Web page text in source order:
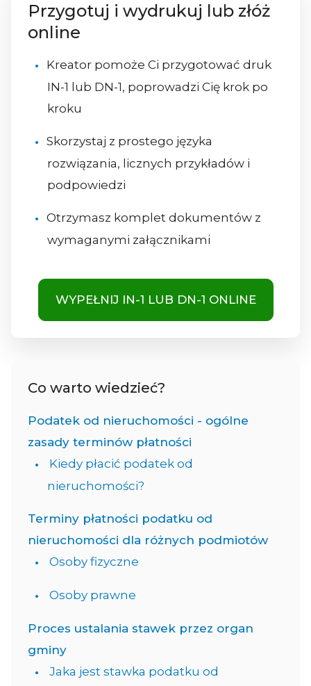
Przygotuj i wydrukuj lub złóż
online
Kreator pomoże Ci przygotować druk
IN-1 lub DN-1, poprowadzi Cię krok po
kroku
Skorzystaj z prostego języka
rozwiązania, licznych przykładów i
podpowiedzi
Otrzymasz komplet dokumentów z
wymaganymi załącznikami
WYPEŁNIJ IN-1 LUB DN-1 ONLINE
Co warto wiedzieć?
Podatek od nieruchomości - ogólne
zasady terminów płatności
Kiedy płacić podatek od
nieruchomości?
Terminy płatności podatku od
nieruchomości dla różnych podmiotów
Osoby fizyczne
Osoby prawne
Proces ustalania stawek przez organ
gminy
Jaka jest stawka podatku od